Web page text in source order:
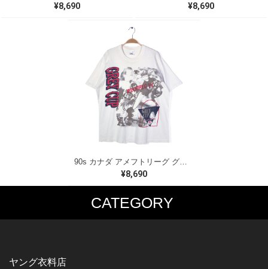
¥8,690 ¥8,690
90s カナダ アメフトリーグ グレイカップ カナダ製 ヴィンテージ Tシャツ ビッグプリント シングルステッチ ホワイト WINNIPEG '91 サイズXL 古着 BZ0545
¥8,690
CATEGORY
MUSIC TEE
HARDCORE / PUNK
T-SHIRTS
ヤング衣料店